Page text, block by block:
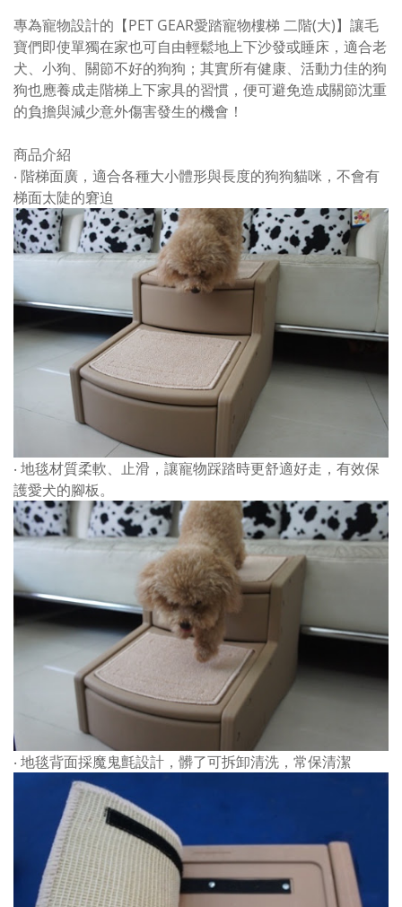
專為寵物設計的【PET GEAR愛踏寵物樓梯 二階(大)】讓毛
寶們即使單獨在家也可自由輕鬆地上下沙發或睡床，適合老
犬、小狗、關節不好的狗狗；其實所有健康、活動力佳的狗
狗也應養成走階梯上下家具的習慣，便可避免造成關節沈重
的負擔與減少意外傷害發生的機會！
商品介紹
‧ 階梯面廣，適合各種大小體形與長度的狗狗貓咪，不會有
梯面太陡的窘迫
‧ 地毯材質柔軟、止滑，讓寵物踩踏時更舒適好走，有效保
護愛犬的腳板。
‧ 地毯背面採魔鬼氈設計，髒了可拆卸清洗，常保清潔